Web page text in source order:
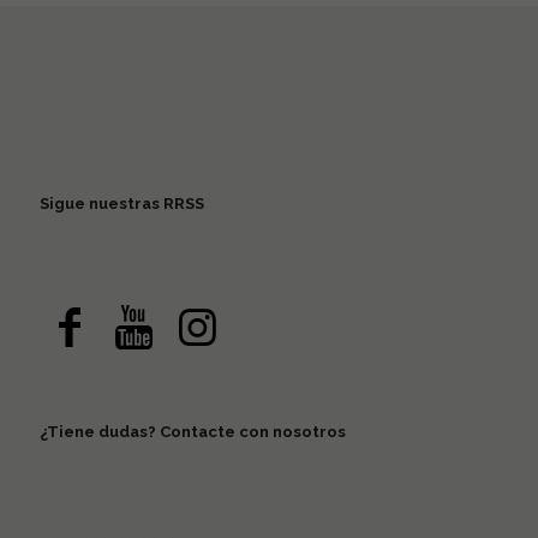
Sigue nuestras RRSS
¿Tiene dudas? Contacte con nosotros